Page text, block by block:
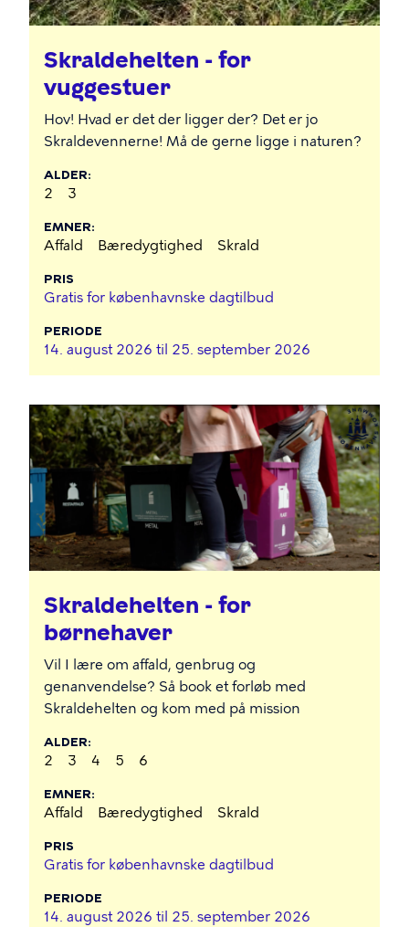
Skraldehelten - for
vuggestuer
Hov! Hvad er det der ligger der? Det er jo
Skraldevennerne! Må de gerne ligge i naturen?
ALDER
2 3
EMNER
Affald Bæredygtighed Skrald
PRIS
Gratis for københavnske dagtilbud
PERIODE
14. august 2026 til 25. september 2026
Skraldehelten - for
børnehaver
Vil I lære om affald, genbrug og
genanvendelse? Så book et forløb med
Skraldehelten og kom med på mission
ALDER
2 3 4 5 6
EMNER
Affald Bæredygtighed Skrald
PRIS
Gratis for københavnske dagtilbud
PERIODE
14. august 2026 til 25. september 2026